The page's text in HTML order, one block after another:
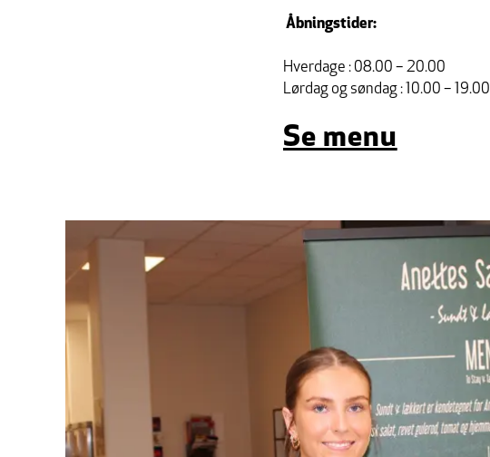
Åbningstider:
Hverdage : 08.00 – 20.00
Lørdag og søndag : 10.00 – 19.00
Se menu